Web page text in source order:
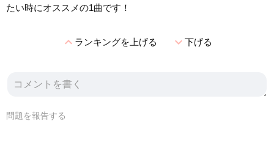
たい時にオススメの1曲です！
expand_lessランキングを上げる expand_more下げる
問題を報告する